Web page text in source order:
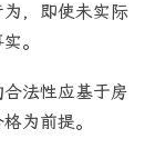
，即使未实际
。
法性应基于房
为前提。